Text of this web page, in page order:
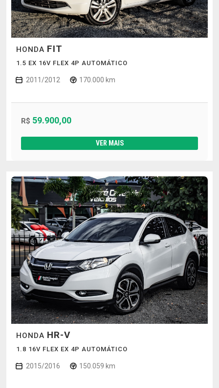
HONDA FIT
1.5 EX 16V FLEX 4P AUTOMÁTICO
2011/2012 170.000 km
R$ 59.900,00
VER MAIS
HONDA HR-V
1.8 16V FLEX EX 4P AUTOMÁTICO
2015/2016 150.059 km